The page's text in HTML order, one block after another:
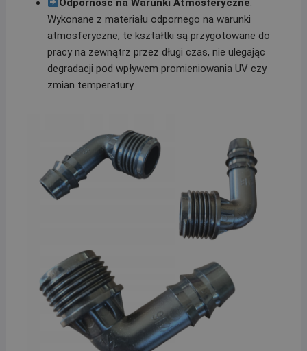
Odporność na Warunki Atmosferyczne:
Wykonane z materiału odpornego na warunki
atmosferyczne, te kształtki są przygotowane do
pracy na zewnątrz przez długi czas, nie ulegając
degradacji pod wpływem promieniowania UV czy
zmian temperatury.